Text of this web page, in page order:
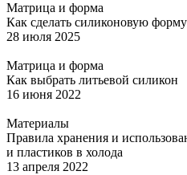
Матрица и форма
Как сделать силиконовую форму
28 июля 2025
Матрица и форма
Как выбрать литьевой силикон
16 июня 2022
Материалы
Правила хранения и
и пластиков в холода
13 апреля 2022